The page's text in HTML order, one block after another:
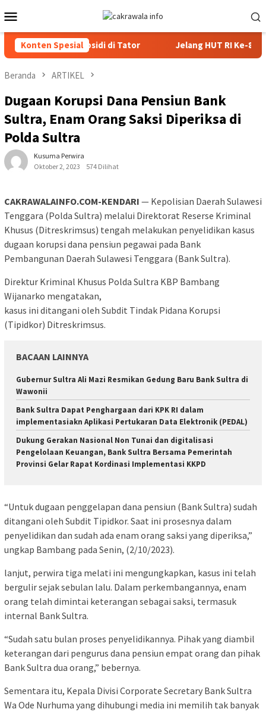
ke
kontenMobile
Konten Spesial
BBM Subsidi di Tator Jelang HUT RI Ke-81 2026,
Beranda ARTIKEL
Dugaan Korupsi Dana Pensiun Bank
Sultra, Enam Orang Saksi Diperiksa di
Polda Sultra
Kusuma Perwira
Oktober 2, 2023
574 Dilihat
CAKRAWALAINFO.COM-KENDARI — Kepolisian Daerah Sulawesi
Tenggara (Polda Sultra) melalui Direktorat Reserse Kriminal
Khusus (Ditreskrimsus) tengah melakukan penyelidikan kasus
dugaan korupsi dana pensiun pegawai pada Bank
Pembangunan Daerah Sulawesi Tenggara (Bank Sultra).
Direktur Kriminal Khusus Polda Sultra KBP Bambang
Wijanarko mengatakan,
kasus ini ditangani oleh Subdit Tindak Pidana Korupsi
(Tipidkor) Ditreskrimsus.
BACAAN LAINNYA
Gubernur Sultra Ali Mazi Resmikan Gedung Baru Bank Sultra di
Wawonii
Bank Sultra Dapat Penghargaan dari KPK RI dalam
implementasiakn Aplikasi Pertukaran Data Elektronik (PEDAL)
Dukung Gerakan Nasional Non Tunai dan digitalisasi
Pengelolaan Keuangan, Bank Sultra Bersama Pemerintah
Provinsi Gelar Rapat Kordinasi Implementasi KKPD
“Untuk dugaan penggelapan dana pensiun (Bank Sultra) sudah
ditangani oleh Subdit Tipidkor. Saat ini prosesnya dalam
penyelidikan dan sudah ada enam orang saksi yang diperiksa,”
ungkap Bambang pada Senin, (2/10/2023).
lanjut, perwira tiga melati ini mengungkapkan, kasus ini telah
bergulir sejak sebulan lalu. Dalam perkembangannya, enam
orang telah dimintai keterangan sebagai saksi, termasuk
internal Bank Sultra.
“Sudah satu bulan proses penyelidikannya. Pihak yang diambil
keterangan dari pengurus dana pensiun empat orang dan pihak
Bank Sultra dua orang,” bebernya.
Sementara itu, Kepala Divisi Corporate Secretary Bank Sultra
Wa Ode Nurhuma yang dihubungi media ini memilih tak banyak